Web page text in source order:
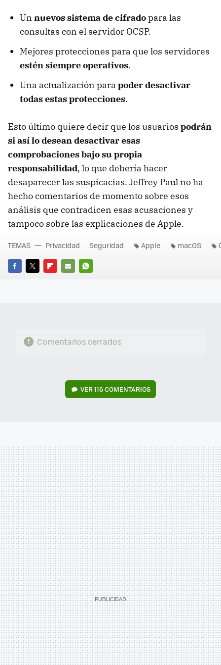
Un nuevos sistema de cifradopara las
consultas con el servidor OCSP.
Mejores protecciones para que los servidores
estén siempre operativos.
Una actualización para poder desactivar
todas estas protecciones.
Esto último quiere decir que los usuarios podrán
si así lo desean desactivar esas
comprobaciones bajo su propia
responsabilidad, lo que debería hacer
desaparecer las suspicacias. Jeffrey Paul no ha
hecho comentarios de momento sobre esos
análisis que contradicen esas acusaciones y
tampoco sobre las explicaciones de Apple.
FACEBOOK
TWITTERFLIPBOARD
E-
WHATSAPP
TEMAS Privacidad Seguridad Apple macOS
Comentarios cerrados
VER116 COMENTARIOS